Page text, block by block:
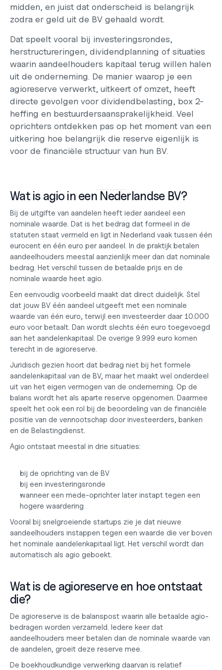
midden, en juist dat onderscheid is belangrijk
zodra er geld uit de BV gehaald wordt.
Dat speelt vooral bij investeringsrondes,
herstructureringen, dividendplanning of situaties
waarin aandeelhouders kapitaal terug willen halen
uit de onderneming. De manier waarop je een
agioreserve verwerkt, uitkeert of omzet, heeft
directe gevolgen voor dividendbelasting, box 2-
heffing en bestuurdersaansprakelijkheid. Veel
oprichters ontdekken pas op het moment van een
uitkering hoe belangrijk die reserve eigenlijk is
voor de financiële structuur van hun BV.
Wat is agio in een Nederlandse BV?
Bij de uitgifte van aandelen heeft ieder aandeel een
nominale waarde. Dat is het bedrag dat formeel in de
statuten staat vermeld en ligt in Nederland vaak tussen één
eurocent en één euro per aandeel. In de praktijk betalen
aandeelhouders meestal aanzienlijk meer dan dat nominale
bedrag. Het verschil tussen de betaalde prijs en de
nominale waarde heet agio.
Een eenvoudig voorbeeld maakt dat direct duidelijk. Stel
dat jouw BV één aandeel uitgeeft met een nominale
waarde van één euro, terwijl een investeerder daar 10.000
euro voor betaalt. Dan wordt slechts één euro toegevoegd
aan het aandelenkapitaal. De overige 9.999 euro komen
terecht in de agioreserve.
Juridisch gezien hoort dat bedrag niet bij het formele
aandelenkapitaal van de BV, maar het maakt wel onderdeel
uit van het eigen vermogen van de onderneming. Op de
balans wordt het als aparte reserve opgenomen. Daarmee
speelt het ook een rol bij de beoordeling van de financiële
positie van de vennootschap door investeerders, banken
en de Belastingdienst.
Agio ontstaat meestal in drie situaties:
bij de oprichting van de BV
bij een investeringsronde
wanneer een mede-oprichter later instapt tegen een
hogere waardering
Vooral bij snelgroeiende startups zie je dat nieuwe
aandeelhouders instappen tegen een waarde die ver boven
het nominale aandelenkapitaal ligt. Het verschil wordt dan
automatisch als agio geboekt.
Wat is de agioreserve en hoe ontstaat
die?
De agioreserve is de balanspost waarin alle betaalde agio-
bedragen worden verzameld. Iedere keer dat
aandeelhouders meer betalen dan de nominale waarde van
de aandelen, groeit deze reserve mee.
De boekhoudkundige verwerking daarvan is relatief